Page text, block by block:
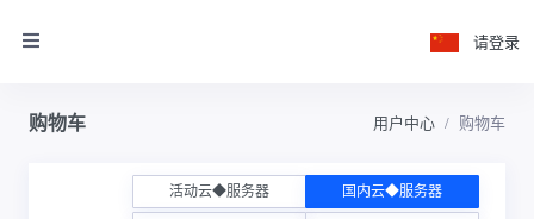
请登录
购物车 用户中心 购物车
活动云◆服务器 国内云◆服务器